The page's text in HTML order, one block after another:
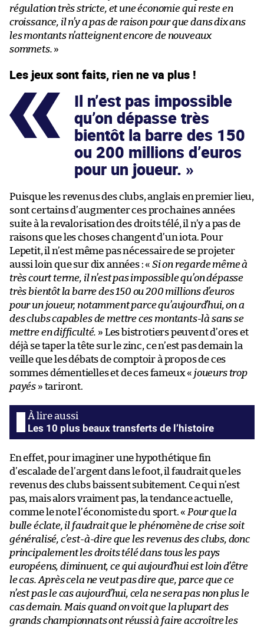
régulation très stricte, et une économie qui reste en
croissance, il n’y a pas de raison pour que dans dix ans
les montants n’atteignent encore de nouveaux
sommets. »
Les jeux sont faits, rien ne va plus !
Il n’est pas impossible
qu’on dépasse très
bientôt la barre des 150
ou 200 millions d’euros
pour un joueur.
Puisque les revenus des clubs, anglais en premier lieu,
sont certains d’augmenter ces prochaines années
suite à la revalorisation des droits télé, il n’y a pas de
raisons que les choses changent d’un iota. Pour
Lepetit, il n’est même pas nécessaire de se projeter
aussi loin que sur dix années : « Si on regarde même à
très court terme, il n’est pas impossible qu’on dépasse
très bientôt la barre des 150 ou 200 millions d’euros
pour un joueur, notamment parce qu’aujourd’hui, on a
des clubs capables de mettre ces montants-là sans se
mettre en difficulté. » Les bistrotiers peuvent d’ores et
déjà se taper la tête sur le zinc, ce n’est pas demain la
veille que les débats de comptoir à propos de ces
sommes démentielles et de ces fameux « joueurs trop
payés » tariront.
Les 10 plus beaux transferts de l’histoire
En effet, pour imaginer une hypothétique fin
d’escalade de l’argent dans le foot, il faudrait que les
revenus des clubs baissent subitement. Ce qui n’est
pas, mais alors vraiment pas, la tendance actuelle,
comme le note l’économiste du sport. « Pour que la
bulle éclate, il faudrait que le phénomène de crise soit
généralisé, c’est-à-dire que les revenus des clubs, donc
principalement les droits télé dans tous les pays
européens, diminuent, ce qui aujourd’hui est loin d’être
le cas. Après cela ne veut pas dire que, parce que ce
n’est pas le cas aujourd’hui, cela ne sera pas non plus le
cas demain. Mais quand on voit que la plupart des
grands championnats ont réussi à faire accroître les